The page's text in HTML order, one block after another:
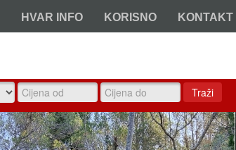
HVAR INFO KORISNO KONTAKT
Traži